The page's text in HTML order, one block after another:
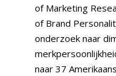
of Marketing
of Brand
onderzoek naar
naar 37